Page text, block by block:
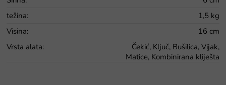
težina:
1,5 kg
Visina:
16 cm
Vrsta alata:
Čekić, Ključ, Bušilica, Vijak,
Matice, Kombinirana kliješta